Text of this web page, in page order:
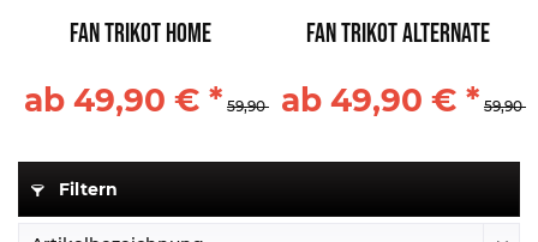
Fan Trikot Home
ab 49,90 € * 59,90 € *
Fan Trikot Alternate
ab 49,90 € * 59,90
Filtern